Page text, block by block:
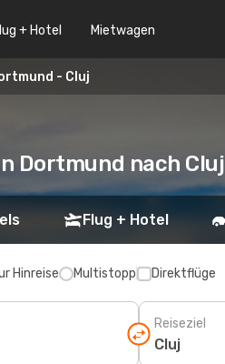
+ Hotel Mietwagen
- Cluj
Dortmund nach Cluj
Flug + Hotel
Hinreise Multistopp Direktflüge
Reiseziel